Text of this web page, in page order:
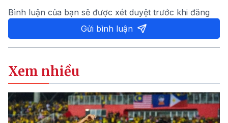
Bình luận của bạn sẽ được xét duyệt trước khi đăng
Gửi bình luận
Xem nhiều